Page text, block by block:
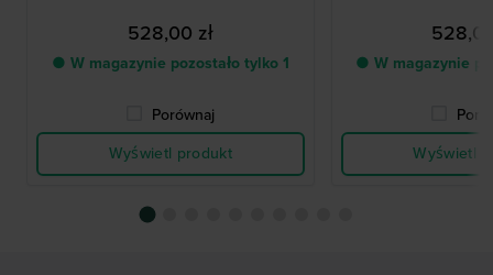
528,00 zł
● W magazynie pozostało tylko 1
Porównaj
Wyświetl produkt
● W magazynie
Wyświetl